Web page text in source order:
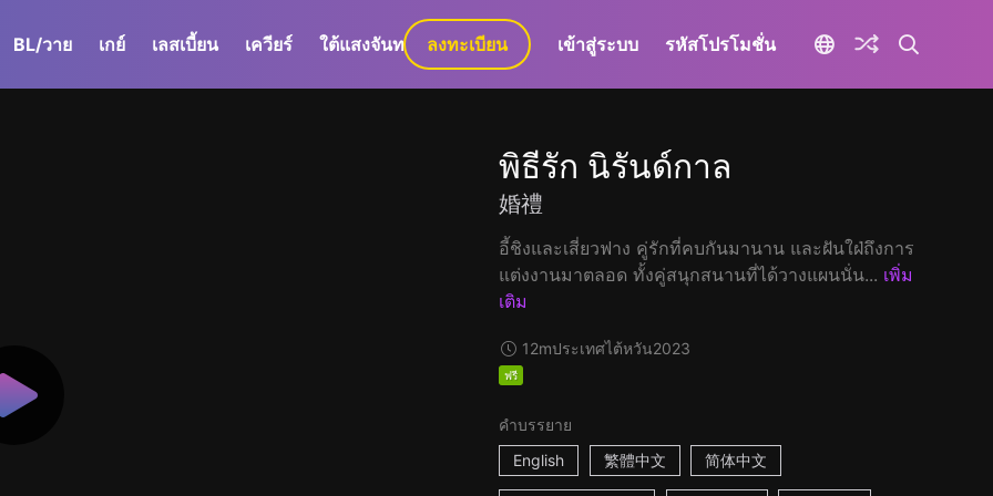
BL/วาย เกย์ เลสเบี้ยน เควียร์ ใต้แสงจันทร์ GaLa+
ลงทะเบียน เข้าสู่ระบบ รหัสโปรโมชั่น
พิธีรัก นิรันด์กาล
婚禮
อี้ชิงและเสี่ยวฟาง คู่รักที่คบกันมานาน และฝันใฝ่ถึงการ
แต่งงานมาตลอด ทั้งคู่สนุกสนานที่ได้วางแผนนั่น... เพิ่ม
เติม
12mประเทศไต้หวัน2023
ฟรี
คำบรรยาย
English
繁體中文 简体中文